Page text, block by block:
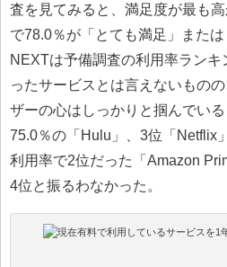
査を見てみると、満足度が最も
で78.0％が「とても満足」また
NEXTは予備調査の利用率ラン
ったサービスとは言えないもの
ザーの心はしっかりと掴んでい
75.0％の「Hulu」、3位「Netflix
利用率で2位だった「Amazon
4位と振るわなかった。